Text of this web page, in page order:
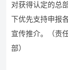
对获得认定的总
下优先支持申报
宣传推介。（责
部）